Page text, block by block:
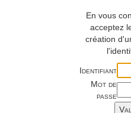
En vous
acceptez
création
Identifiant
Mot de
passe